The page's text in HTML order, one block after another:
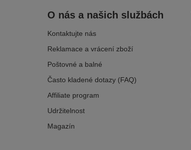
O nás a našich službách
Kontaktujte nás
Reklamace a vrácení zboží
Poštovné a balné
Často kladené dotazy (FAQ)
Affiliate program
Udržitelnost
Magazín